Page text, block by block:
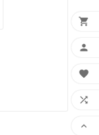




